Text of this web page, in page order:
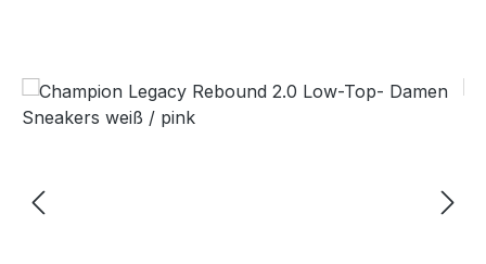
Bildergalerie überspringen